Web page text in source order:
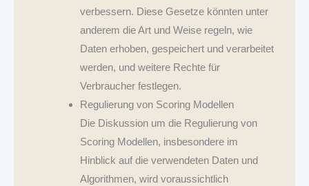
verbessern. Diese Gesetze könnten unter
anderem die Art und Weise regeln, wie
Daten erhoben, gespeichert und verarbeitet
werden, und weitere Rechte für
Verbraucher festlegen.
Regulierung von Scoring Modellen
Die Diskussion um die Regulierung von
Scoring Modellen, insbesondere im
Hinblick auf die verwendeten Daten und
Algorithmen, wird voraussichtlich